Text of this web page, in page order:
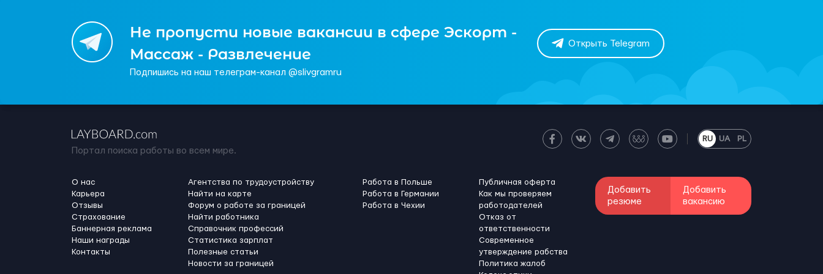
Не пропусти новые вакансии в сфере Эскорт -
Массаж - Развлечение
Подпишись на наш телеграм-канал @slivgramru
Открыть Telegram
Портал поиска работы во всем мире.
RU UA PL
О нас
Карьера
Отзывы
Страхование
Баннерная реклама
Наши награды
Контакты
Агентства по трудоустройству
Найти на карте
Форум о работе за границей
Найти работника
Справочник профессий
Статистика зарплат
Полезные статьи
Новости за границей
Работа в Польше
Работа в Германии
Работа в Чехии
Публичная оферта
Как мы проверяем
работодателей
Отказ от
ответственности
Современное
утверждение рабства
Политика жалоб
Добавить
резюме
Добавить
вакансию